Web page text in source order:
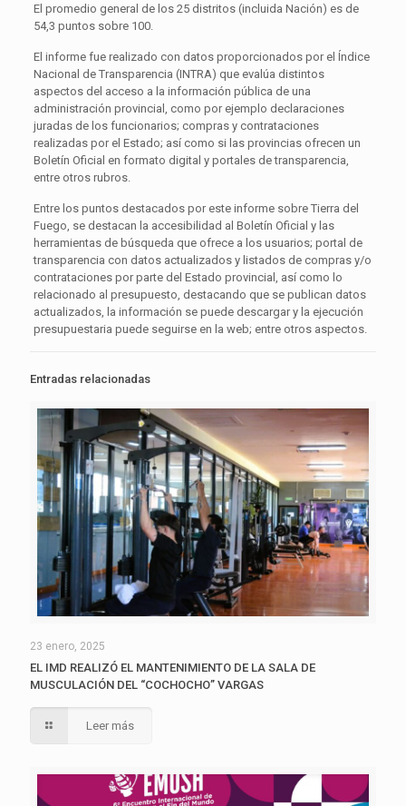
El promedio general de los 25 distritos (incluida Nación) es de
54,3 puntos sobre 100.
El informe fue realizado con datos proporcionados por el Índice
Nacional de Transparencia (INTRA) que evalúa distintos
aspectos del acceso a la información pública de una
administración provincial, como por ejemplo declaraciones
juradas de los funcionarios; compras y contrataciones
realizadas por el Estado; así como si las provincias ofrecen un
Boletín Oficial en formato digital y portales de transparencia,
entre otros rubros.
Entre los puntos destacados por este informe sobre Tierra del
Fuego, se destacan la accesibilidad al Boletín Oficial y las
herramientas de búsqueda que ofrece a los usuarios; portal de
transparencia con datos actualizados y listados de compras y/o
contrataciones por parte del Estado provincial, así como lo
relacionado al presupuesto, destacando que se publican datos
actualizados, la información se puede descargar y la ejecución
presupuestaria puede seguirse en la web; entre otros aspectos.
Entradas relacionadas
23 enero, 2025
EL IMD REALIZÓ EL MANTENIMIENTO DE LA SALA DE
MUSCULACIÓN DEL “COCHOCHO” VARGAS
Leer más